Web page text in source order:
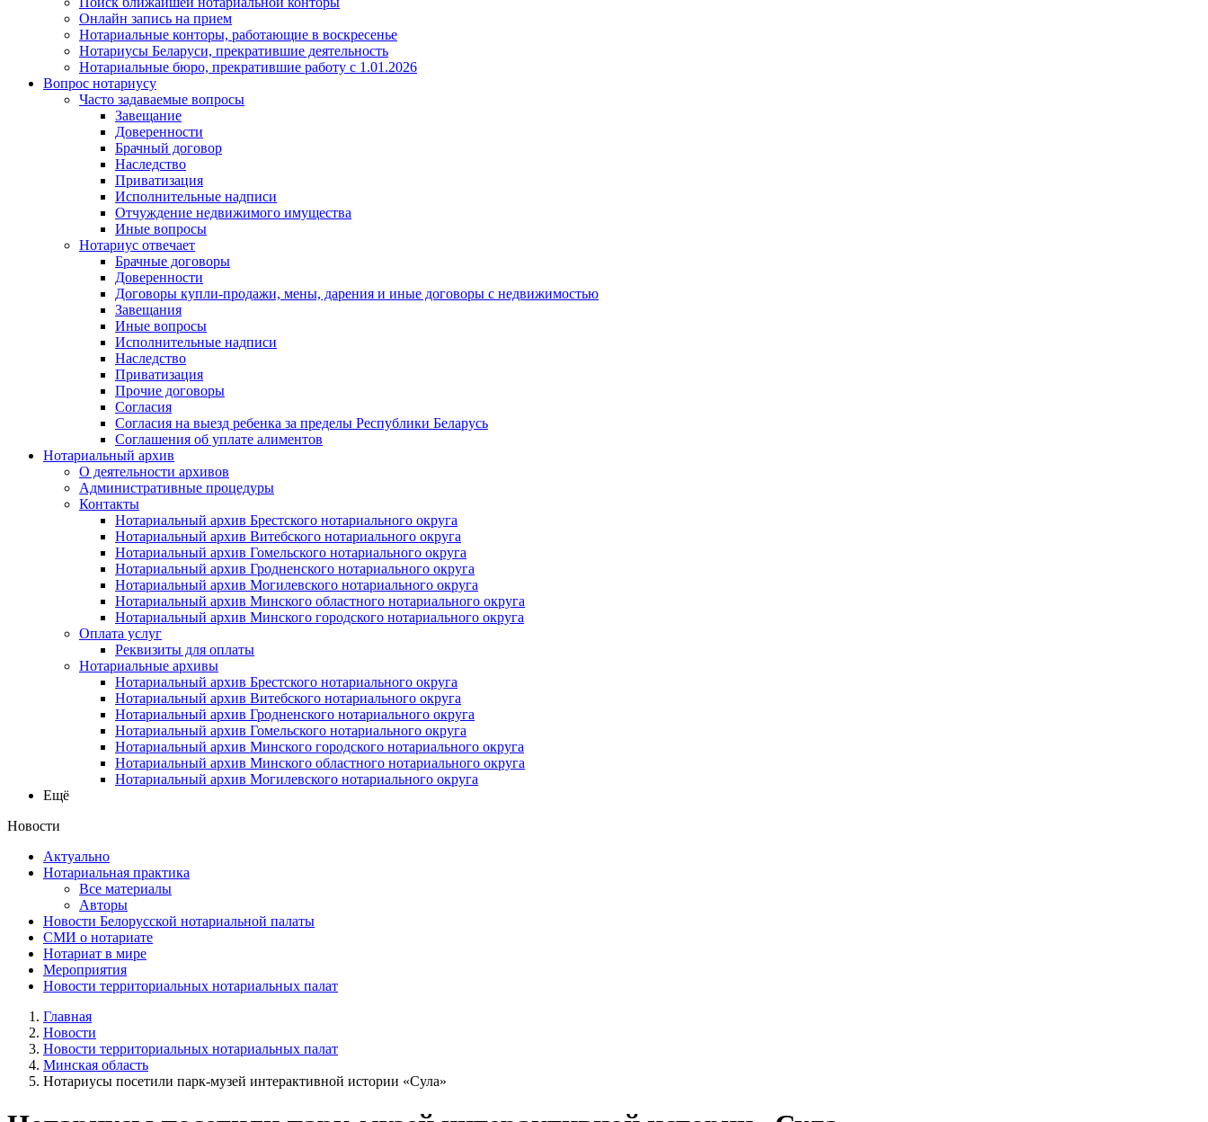
Онлайн запись на прием
Нотариальные конторы, работающие в воскресенье
Нотариусы Беларуси, прекратившие деятельность
Нотариальные бюро, прекратившие работу с 1.01.2026
Вопрос нотариусу
Часто задаваемые вопросы
Завещание
Доверенности
Брачный договор
Наследство
Приватизация
Исполнительные надписи
Отчуждение недвижимого имущества
Иные вопросы
Нотариус отвечает
Брачные договоры
Доверенности
Договоры купли-продажи, мены, дарения и иные договоры с недвижимостью
Завещания
Иные вопросы
Исполнительные надписи
Наследство
Приватизация
Прочие договоры
Согласия
Согласия на выезд ребенка за пределы Республики Беларусь
Соглашения об уплате алиментов
Нотариальный архив
О деятельности архивов
Административные процедуры
Контакты
Нотариальный архив Брестского нотариального округа
Нотариальный архив Витебского нотариального округа
Нотариальный архив Гомельского нотариального округа
Нотариальный архив Гродненского нотариального округа
Нотариальный архив Могилевского нотариального округа
Нотариальный архив Минского областного нотариального округа
Нотариальный архив Минского городского нотариального округа
Оплата услуг
Реквизиты для оплаты
Нотариальные архивы
Нотариальный архив Брестского нотариального округа
Нотариальный архив Витебского нотариального округа
Нотариальный архив Гродненского нотариального округа
Нотариальный архив Гомельского нотариального округа
Нотариальный архив Минского городского нотариального округа
Нотариальный архив Минского областного нотариального округа
Нотариальный архив Могилевского нотариального округа
Ещё
Новости
Актуально
Нотариальная практика
Все материалы
Авторы
Новости Белорусской нотариальной палаты
СМИ о нотариате
Нотариат в мире
Мероприятия
Новости территориальных нотариальных палат
Главная
Новости
Новости территориальных нотариальных палат
Минская область
Нотариусы посетили парк-музей интерактивной истории «Сула»